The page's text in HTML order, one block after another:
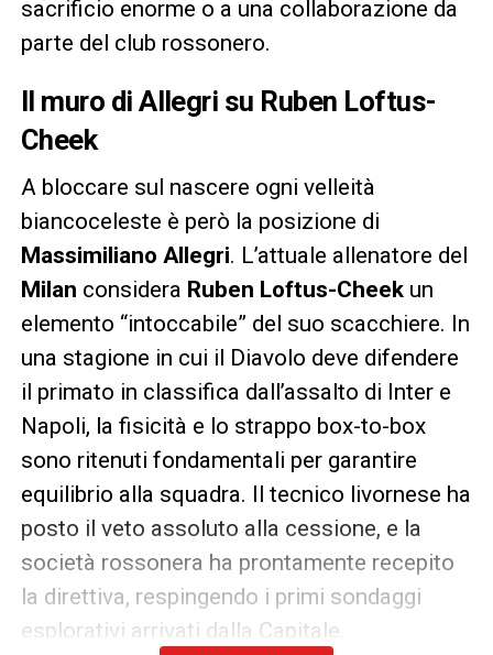
sacrificio enorme o a una collaborazione da
parte del club rossonero.
Il muro di Allegri su Ruben Loftus-
Cheek
A bloccare sul nascere ogni velleità
biancoceleste è però la posizione di
Massimiliano Allegri. L’attuale allenatore del
Milan considera Ruben Loftus-Cheekun
elemento “intoccabile” del suo scacchiere. In
una stagione in cui il Diavolo deve difendere
il primato in classifica dall’assalto di Inter e
Napoli, la fisicità e lo strappo box-to-box
sono ritenuti fondamentali per garantire
equilibrio alla squadra. Il tecnico livornese ha
posto il veto assoluto alla cessione, e la
società rossonera ha prontamente recepito
la direttiva, respingendo i primi sondaggi
esplorativi arrivati dalla Capitale.